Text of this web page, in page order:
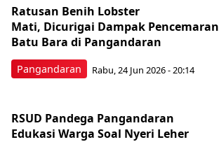
Pangandaran
Ratusan Benih Lobster
Mati, Dicurigai Dampak Pencemaran
Batu Bara di Pangandaran
Rabu, 24 Jun 2026 - 20:14
RSUD Pandega Pangandaran
Edukasi Warga Soal Nyeri Leher